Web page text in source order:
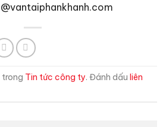
trong Tin tức công ty. Đánh dấu liên